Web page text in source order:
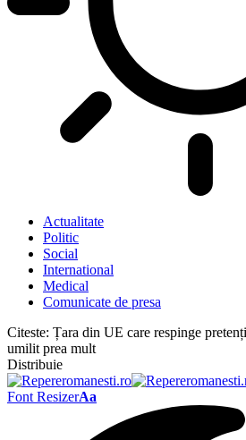
Actualitate
Politic
Social
International
Medical
Comunicate de presa
Citeste: Țara din UE care respinge
umilit prea mult
Distribuie
Font ResizerAa